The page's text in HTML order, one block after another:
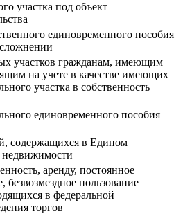
участка под объект
единовременного пособия
участков гражданам, имеющим
на учете в качестве имеющих
участка в собственность
единовременного пособия
содержащихся в Едином
недвижимости
аренду, постоянное
безвозмездное пользование
в федеральной
торгов